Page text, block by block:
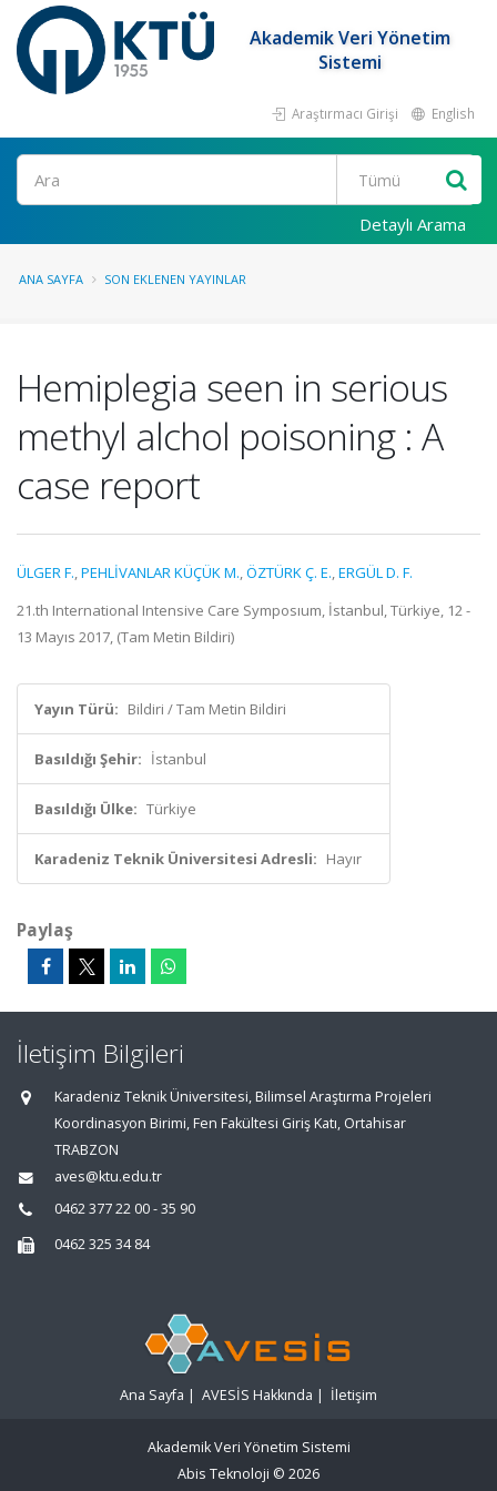
Akademik Veri Yönetim
Sistemi
Araştırmacı Girişi English
Ara
Detaylı Arama
ANA SAYFA SON EKLENEN YAYINLAR
Hemiplegia seen in serious
methyl alchol poisoning : A
case report
ÜLGER F.,PEHLİVANLAR KÜÇÜK M.,ÖZTÜRK Ç. E.,ERGÜL D. F.
21.th International Intensive Care Symposıum, İstanbul, Türkiye, 12 -
13 Mayıs 2017, (Tam Metin Bildiri)
Yayın Türü: Bildiri / Tam Metin Bildiri
Basıldığı Şehir: İstanbul
Basıldığı Ülke: Türkiye
Karadeniz Teknik Üniversitesi Adresli: Hayır
Paylaş
İletişim Bilgileri
Karadeniz Teknik Üniversitesi, Bilimsel Araştırma Projeleri
Koordinasyon Birimi, Fen Fakültesi Giriş Katı, Ortahisar
TRABZON
aves@ktu.edu.tr
0462 377 22 00 - 35 90
0462 325 34 84
Ana Sayfa | AVESİS Hakkında | İletişim
Akademik Veri Yönetim Sistemi
Abis Teknoloji © 2026